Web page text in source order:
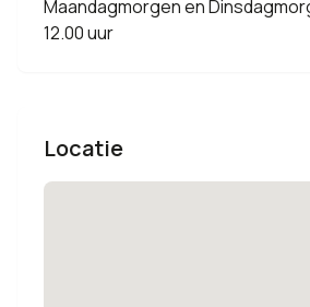
Maandagmorgen en
12.00 uur
Locatie